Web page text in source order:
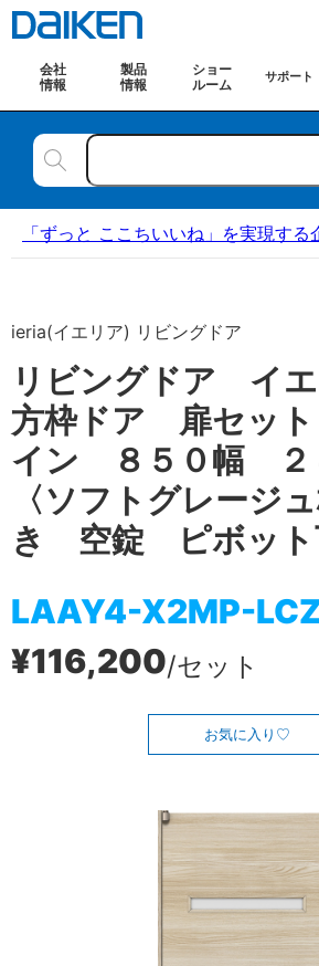
会社
情報
製品
情報
ショー
ルーム
サポート
「ずっと ここちいいね」を実現す
ieria(イエリア) リビングドア
リビングドア イ
方枠ドア 扉セッ
イン ８５０幅 ２
〈ソフトグレージ
き 空錠 ピボット
LAAY4-X2MP-
¥116,200/セット
お気に入り